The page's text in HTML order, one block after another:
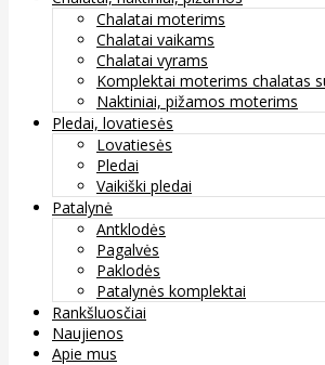
Chalatai moterims
Chalatai vaikams
Chalatai vyrams
Komplektai moterims chalatas
Naktiniai, pižamos moterims
Pledai, lovatiesės
Lovatiesės
Pledai
Vaikiški pledai
Patalynė
Antklodės
Pagalvės
Paklodės
Patalynės komplektai
Rankšluosčiai
Naujienos
Apie mus